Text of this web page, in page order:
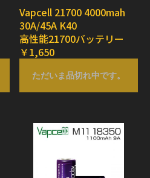
Vapcell 21700 4000mah
30A/45A K40
高性能21700バッテリー
￥1,650
ただいま品切れ中です。